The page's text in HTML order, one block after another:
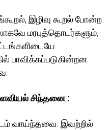
இழிவு கூறல் போன்ற
மரபுத்தொடர்களும்,
பாவிக்கப்படுகின்றன
சிந்தனை :
வாய்ந்தவை. இவற்றில்